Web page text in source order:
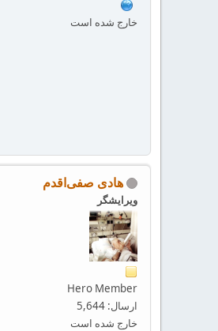
خارج شده است
هادی صفی‌اقدم
ویرایشگر
Hero Member
ارسال: 5,644
خارج شده است